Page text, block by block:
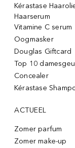
Kérastase
Haarserum
Vitamine C serum
Oogmasker
Douglas Giftcard
Top 10
Concealer
Kérastase
ACTUEEL
Zomer parfum
Zomer make-up